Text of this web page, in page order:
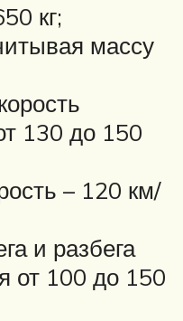
кг;
массу
130 до 150
– 120 км/
и разбега
от 100 до 150